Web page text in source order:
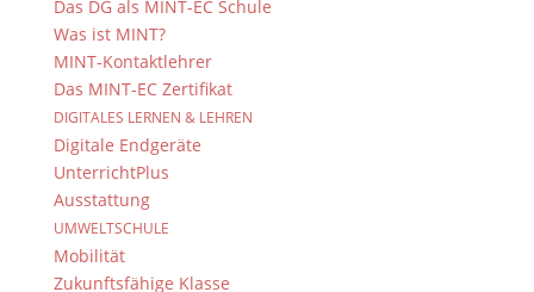
Das DG als MINT-EC Schule
Was ist MINT?
MINT-Kontaktlehrer
Das MINT-EC Zertifikat
DIGITALES LERNEN & LEHREN
Digitale Endgeräte
UnterrichtPlus
Ausstattung
UMWELTSCHULE
Mobilität
Zukunftsfähige Klasse